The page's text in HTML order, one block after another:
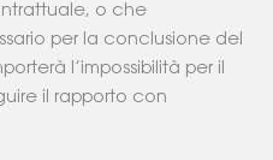
o che
per la conclusione del
l’impossibilità per il
il rapporto con